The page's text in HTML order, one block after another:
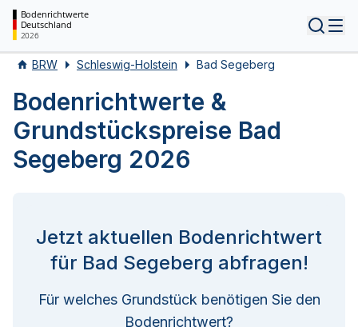
Bodenrichtwerte
Deutschland
2026
BRW Schleswig-Holstein Bad Segeberg
Bodenrichtwerte &
Grundstückspreise Bad
Segeberg 2026
Jetzt aktuellen Bodenrichtwert
für Bad Segeberg abfragen!
Für welches Grundstück benötigen Sie den
Bodenrichtwert?